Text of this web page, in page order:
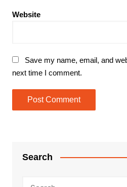
Website
Save my name, email, and
next time I comment.
Search